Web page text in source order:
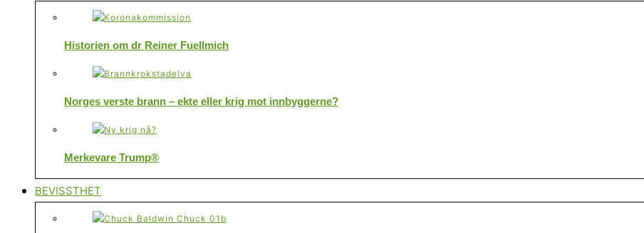
Historien om dr Reiner Fuellmich
Norges verste brann – ekte eller krig mot innbyggerne?
Merkevare Trump®
BEVISSTHET